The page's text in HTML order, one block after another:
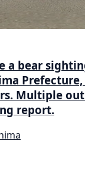
a bear
Multiple
report.